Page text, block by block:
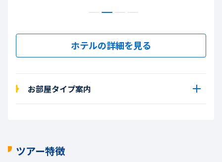
ホテルの詳細を見る
お部屋タイプ案内
ツアー特徴